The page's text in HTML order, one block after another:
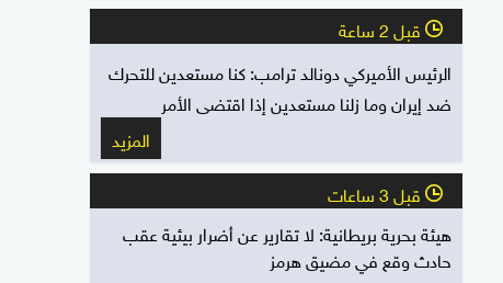
l قبل 2 ساعة
الرئيس الأميركي دونالد ترامب: كنا مستعدين للتحرك
ضد إيران وما زلنا مستعدين إذا اقتضى الأمر
المزيد
l قبل 3 ساعات
هيئة بحرية بريطانية: لا تقارير عن أضرار بيئية عقب
حادث وقع في مضيق هرمز